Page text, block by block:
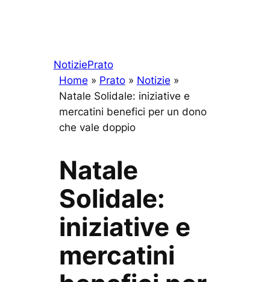
NotiziePrato
Home » Prato» Notizie »
Natale Solidale: iniziative e
mercatini benefici per un dono
che vale doppio
Natale
Solidale:
iniziative e
mercatini